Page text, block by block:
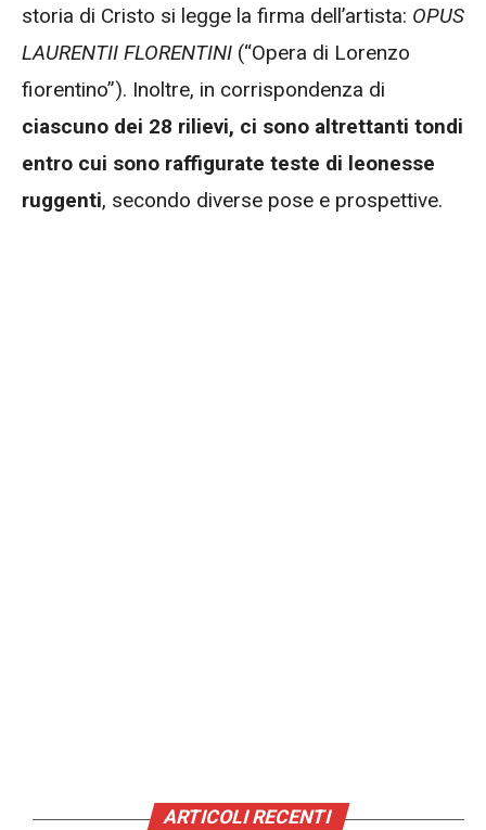
storia di Cristo si legge la firma dell’artista: OPUS
LAURENTII FLORENTINI (“Opera di Lorenzo
fiorentino”). Inoltre, in corrispondenza di
ciascuno dei 28 rilievi, ci sono altrettanti tondi
entro cui sono raffigurate teste di leonesse
ruggenti, secondo diverse pose e prospettive.
ARTICOLI RECENTI